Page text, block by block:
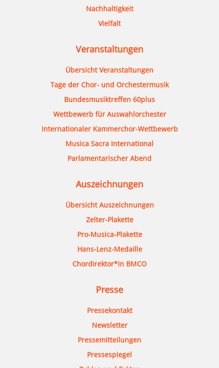
Nachhaltigkeit
Vielfalt
Veranstaltungen
Übersicht Veranstaltungen
Tage der Chor- und Orchestermusik
Bundesmusiktreffen 60plus
Wettbewerb für Auswahlorchester
Internationaler Kammerchor-Wettbewerb
Musica Sacra International
Parlamentarischer Abend
Auszeichnungen
Übersicht Auszeichnungen
Zelter-Plakette
Pro-Musica-Plakette
Hans-Lenz-Medaille
Chordirektor*in BMCO
Presse
Pressekontakt
Newsletter
Pressemitteilungen
Pressespiegel